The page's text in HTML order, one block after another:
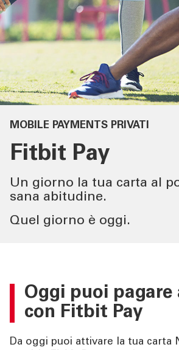
SERVIZI PRIVATI E
FAMIGLIE
SERVIZI IMPRESE
OLTRE LA BANCA
CHI SIAMO
TOOL
ATTUALITÀ
MOBILE PAYMENTS PRIVATI
Fitbit Pay
Un giorno la tua carta al
sana abitudine.
Quel giorno è oggi.
Oggi puoi pagare
con Fitbit Pay
Da oggi puoi attivare la tua carta